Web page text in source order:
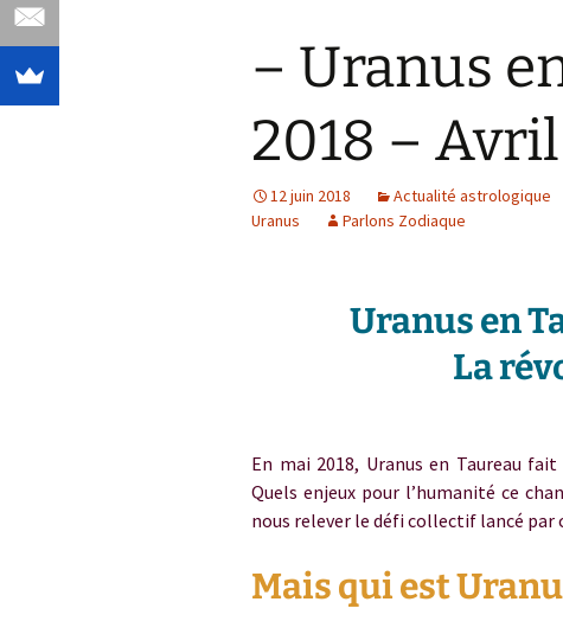
– Uranus
2018 –
12 juin 2018 Actualité astrologique
Uranus
Parlons Zodiaque
Uranus en
La
En mai 2018, Uranus en Taureau
Quels enjeux pour l’humanité ce
nous relever le défi collectif lancé
Mais qui est